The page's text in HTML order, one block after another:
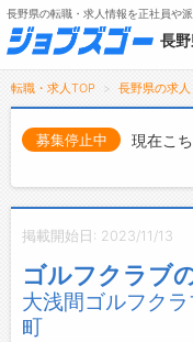
タップで簡単に求人を
【初めての方へ】
長野県の求人検索で選ば
長野県の転職・求人情報を正社員や
長
転職・求人TOP 長野県の求
募集停止中 現在こ
掲載開始日: 2023/11/13
ゴルフクラブ
大浅間ゴルフク
町